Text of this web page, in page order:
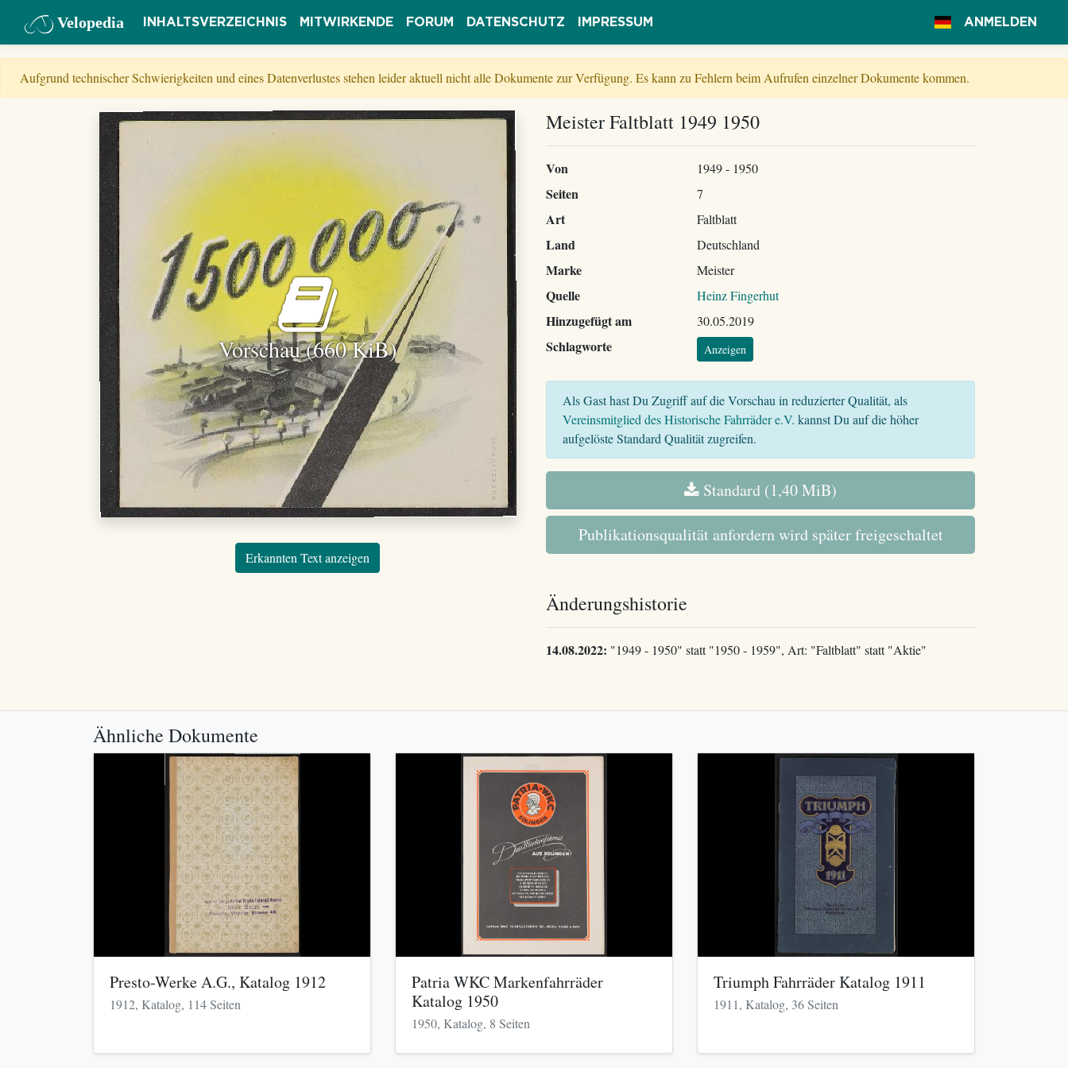
Velopedia INHALTSVERZEICHNIS MITWIRKENDE FORUM DATENSCHUTZ IMPRESSUM ANMELDEN
Aufgrund technischer Schwierigkeiten und eines Datenverlustes stehen leider aktuell nicht alle Dokumente zur Verfügung. Es kann zu Fehlern beim Aufrufen einzelner Dokumente kommen.
Vorschau (660 KiB)
Erkannten Text anzeigen
Meister Faltblatt 1949 1950
Von 1949 - 1950
Seiten 7
Art Faltblatt
Land Deutschland
Marke Meister
Quelle Heinz Fingerhut
Hinzugefügt am 30.05.2019
Schlagworte Anzeigen
Als Gast hast Du Zugriff auf die Vorschau in reduzierter Qualität, als
Vereinsmitglied des Historische Fahrräder e.V. kannst Du auf die höher
aufgelöste Standard Qualität zugreifen.
Standard (1,40 MiB)
Publikationsqualität anfordern wird später freigeschaltet
Änderungshistorie
14.08.2022: "1949 - 1950" statt "1950 - 1959", Art: "Faltblatt" statt "Aktie"
Ähnliche Dokumente
Presto-Werke A.G., Katalog 1912
1912, Katalog, 114 Seiten
Patria WKC Markenfahrräder
Katalog 1950
1950, Katalog, 8 Seiten
Triumph Fahrräder Katalog 1911
1911, Katalog, 36 Seiten